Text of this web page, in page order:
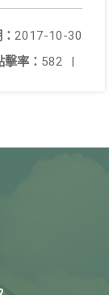
2017-10-30
擊率： 582 |